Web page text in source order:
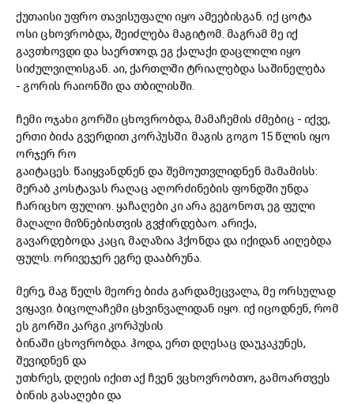
ქუთაისიუფრო თავისუფალი იყო ამეებისგან. იქ ცოტა
ოსი ცხოვრობდა, შეიძლება მაგიტომ. მაგრამ მე იქ
გავთხოვდი და საერთოდ, ეგ ქალაქი დაცლილი იყო
სიძულვილისგან. აი, ქართლში ტრიალებდა საშინელება
- გორის რაიონში და თბილისში.
ჩემი ოჯახიგორში ცხოვრობდა, მამაჩემის ძმებიც - იქვე,
ერთი ბიძა გვერდით კორპუსში. მაგის გოგო 15 წლის იყო
ორჯერ რო
გაიტაცეს. წაიყვანდნენ და შემოუთვლიდნენ მამამისს:
მერაბ კოსტავას რაღაც აღორძინების ფონდში უნდა
ჩარიცხო ფულიო. ყაჩაღებიკიარა გეგონოთ, ეგ ფული
მაღალი მიზნებისთვის გვჭირდებაო. არიქა,
გავარდებოდა კაცი, მაღაზია ჰქონდა და იქიდან აიღებდა
ფულს. ორივეჯერ ეგრე დააბრუნა.
მერე, მაგ წელს მეორე ბიძა გარდამეცვალა, მე ორსულად
ვიყავი. ბიცოლაჩემიცხვინვალიდან იყო. იქ იცოდნენ, რომ
ეს გორში კარგიკორპუსის
ბინაში ცხოვრობდა. ჰოდა, ერთ დღესაც დაუკაკუნეს,
შევიდნენ და
უთხრეს, დღეის იქითაქ ჩვენ ვცხოვრობთო, გამოართვეს
ბინის გასაღები და